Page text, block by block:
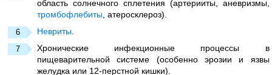
область солнечного сплетения (артерииты, аневризмы,
тромбофлебиты , атеросклероз).
Невриты
Хронические инфекционные процессы в
пищеварительной системе (особенно эрозии и язвы
желудка или 12-перстной кишки).